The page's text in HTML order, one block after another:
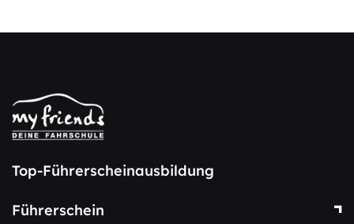
Top-Führerscheinausbildung
Führerschein